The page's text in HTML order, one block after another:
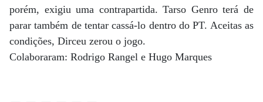
porém, exigiu uma contrapartida. Tarso Genro terá de
parar também de tentar cassá-lo dentro do PT. Aceitas as
condições, Dirceu zerou o jogo.
Colaboraram: Rodrigo Rangel e Hugo Marques